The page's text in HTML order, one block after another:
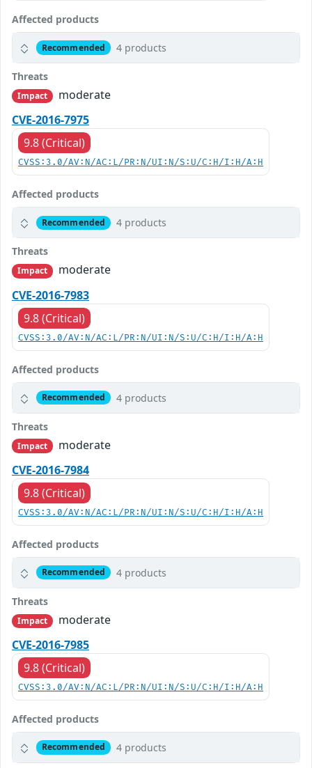
Affected products
Recommended 4 products
Threats
Impact
moderate
CVE-2016-7975
9.8 (Critical)
CVSS:3.0/AV:N/AC:L/PR:N/UI:N/S:U/C:H/I:H/A:H
Affected products
Recommended 4 products
Threats
Impact
moderate
CVE-2016-7983
9.8 (Critical)
CVSS:3.0/AV:N/AC:L/PR:N/UI:N/S:U/C:H/I:H/A:H
Affected products
Recommended 4 products
Threats
Impact
moderate
CVE-2016-7984
9.8 (Critical)
CVSS:3.0/AV:N/AC:L/PR:N/UI:N/S:U/C:H/I:H/A:H
Affected products
Recommended 4 products
Threats
Impact
moderate
CVE-2016-7985
9.8 (Critical)
CVSS:3.0/AV:N/AC:L/PR:N/UI:N/S:U/C:H/I:H/A:H
Affected products
Recommended 4 products